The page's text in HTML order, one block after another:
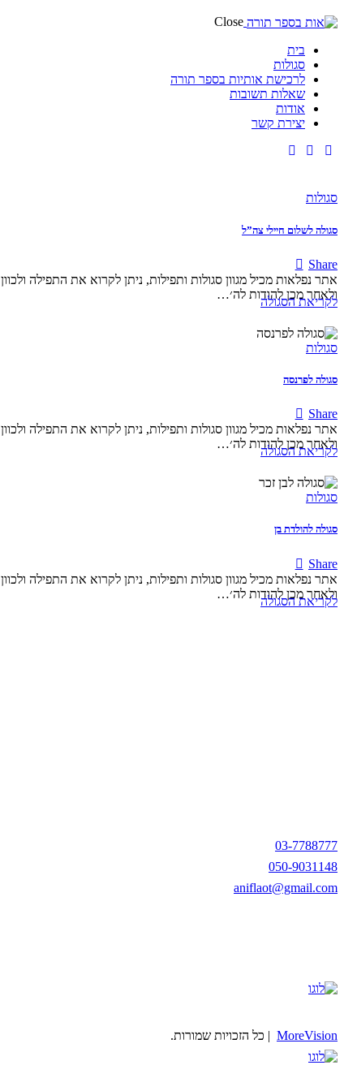
Close
בית
סגולות
לרכישת אותיות בספר תורה
שאלות תשובות
אודות
יצירת קשר
סגולות
סגולה לשלום חיילי צה”ל
Share
אתר נפלאות מכיל מגוון סגולות ותפילות, ניתן לקרוא את התפילה ולכוון
ולאחר מכן להודות לה׳…
לקריאת הסגולה
סגולות
סגולה לפרנסה
Share
אתר נפלאות מכיל מגוון סגולות ותפילות, ניתן לקרוא את התפילה ולכוון
ולאחר מכן להודות לה׳…
לקריאת הסגולה
סגולות
סגולה להולדת בן
Share
אתר נפלאות מכיל מגוון סגולות ותפילות, ניתן לקרוא את התפילה ולכוון
ולאחר מכן להודות לה׳…
לקריאת הסגולה
03-7788777
050-9031148
aniflaot@gmail.com
MoreVision | כל הזכויות שמורות.